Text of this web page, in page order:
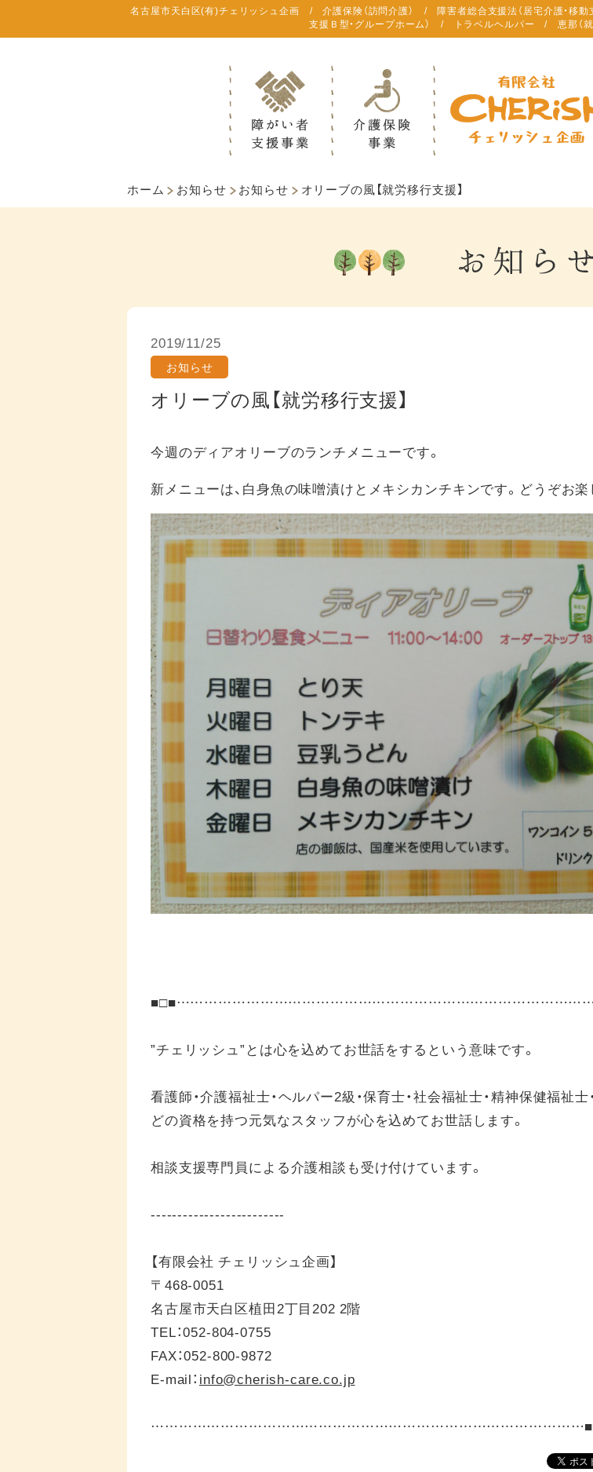
名古屋市天白区(有)チェリッシュ企画 / 介護保険（訪問介護） / 障害者総合支援法（居宅介護・移動支
支援Ｂ型・グループホーム） / トラベルヘルパー / 恵那（就
ホーム お知らせ お知らせ オリーブの風【就労移行支援】
2019/11/25
お知らせ
オリーブの風【就労移行支援】
今週のディアオリーブのランチメニューです。
新メニューは、白身魚の味噌漬けとメキシカンチキンです。どうぞお
”チェリッシュ”とは心を込めてお世話をするという意味です。
看護師・介護福祉士・ヘルパー2級・保育士・社会福祉士・精神保健福祉
どの資格を持つ元気なスタッフが心を込めてお世話します。
相談支援専門員による介護相談も受け付けています。
-------------------------
【有限会社 チェリッシュ企画】
〒468-0051
名古屋市天白区植田2丁目202 2階
TEL：052-804-0755
FAX：052-800-9872
E-mail： info@cherish-care.co.jp